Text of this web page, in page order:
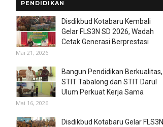
PENDIDIKAN
Disdikbud Kotabaru Kembali
Gelar FLS3N SD 2026, Wadah
Cetak Generasi Berprestasi
Mai 21, 2026
Bangun Pendidikan Berkualitas,
STIT Tabalong dan STIT Darul
Ulum Perkuat Kerja Sama
Mai 16, 2026
Disdikbud Kotabaru Gelar FLS3N